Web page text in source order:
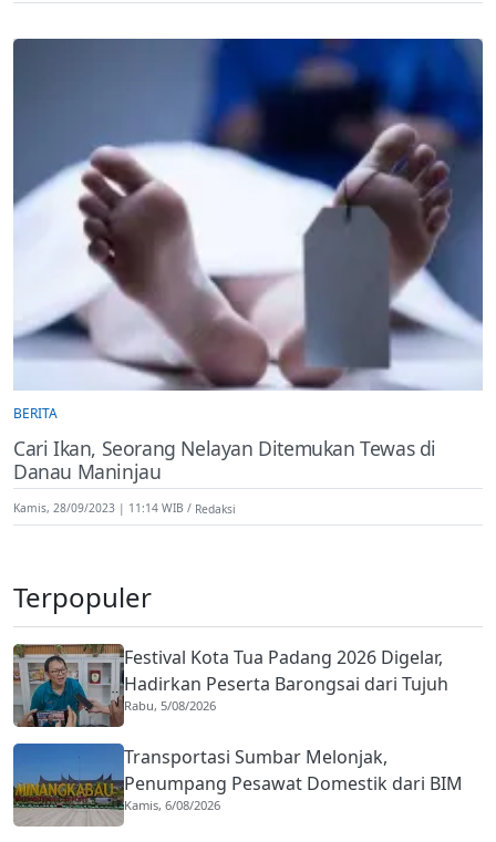
BERITA
Cari Ikan, Seorang Nelayan Ditemukan Tewas di
Danau Maninjau
Kamis, 28/09/2023 | 11:14 WIB Redaksi
Terpopuler
Festival Kota Tua Padang 2026 Digelar,
Hadirkan Peserta Barongsai dari Tujuh
Negara
Rabu, 5/08/2026
Transportasi Sumbar Melonjak,
Penumpang Pesawat Domestik dari BIM
Naik Hampir 33 Persen
Kamis, 6/08/2026